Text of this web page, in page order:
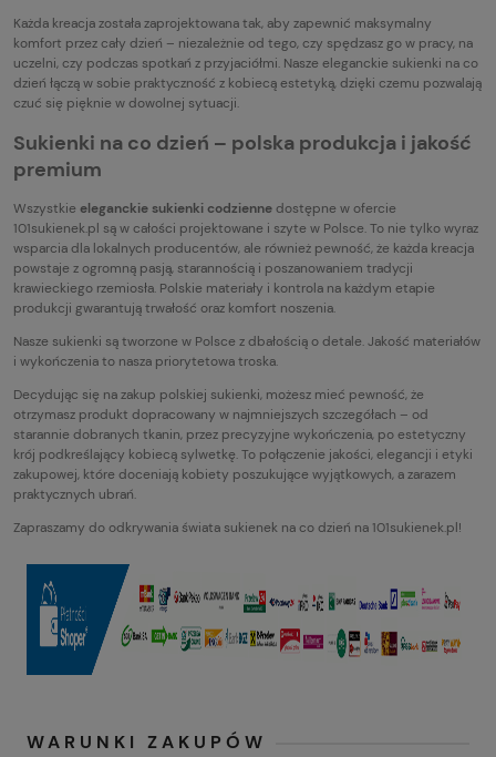
Każda kreacja została zaprojektowana tak, aby zapewnić maksymalny
komfort przez cały dzień – niezależnie od tego, czy spędzasz go w pracy, na
uczelni, czy podczas spotkań z przyjaciółmi. Nasze eleganckie sukienki na co
dzień łączą w sobie praktyczność z kobiecą estetyką, dzięki czemu pozwalają
czuć się pięknie w dowolnej sytuacji.
Sukienki na co dzień – polska produkcja i jakość
premium
Wszystkie eleganckie sukienki codziennedostępne w ofercie
101sukienek.pl są w całości projektowane i szyte w Polsce. To nie tylko wyraz
wsparcia dla lokalnych producentów, ale również pewność, że każda kreacja
powstaje z ogromną pasją, starannością i poszanowaniem tradycji
krawieckiego rzemiosła. Polskie materiały i kontrola na każdym etapie
produkcji gwarantują trwałość oraz komfort noszenia.
Nasze sukienki są tworzone w Polsce z dbałością o detale. Jakość materiałów
i wykończenia to nasza priorytetowa troska.
Decydując się na zakup polskiej sukienki, możesz mieć pewność, że
otrzymasz produkt dopracowany w najmniejszych szczegółach – od
starannie dobranych tkanin, przez precyzyjne wykończenia, po estetyczny
krój podkreślający kobiecą sylwetkę. To połączenie jakości, elegancji i etyki
zakupowej, które doceniają kobiety poszukujące wyjątkowych, a zarazem
praktycznych ubrań.
Zapraszamy do odkrywania świata sukienek na co dzień na 101sukienek.pl!
WARUNKI ZAKUPÓW